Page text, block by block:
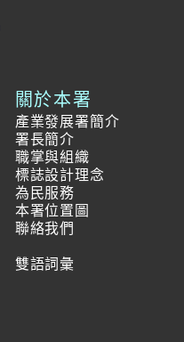
關於本署
產業發展署簡介
署長簡介
職掌與組織
標誌設計理念
為民服務
本署位置圖
聯絡我們
雙語詞彙